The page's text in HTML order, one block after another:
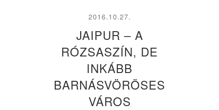
2016.10.27.
JAIPUR – A
RÓZSASZÍN, DE
INKÁBB
BARNÁSVÖRÖSES
VÁROS